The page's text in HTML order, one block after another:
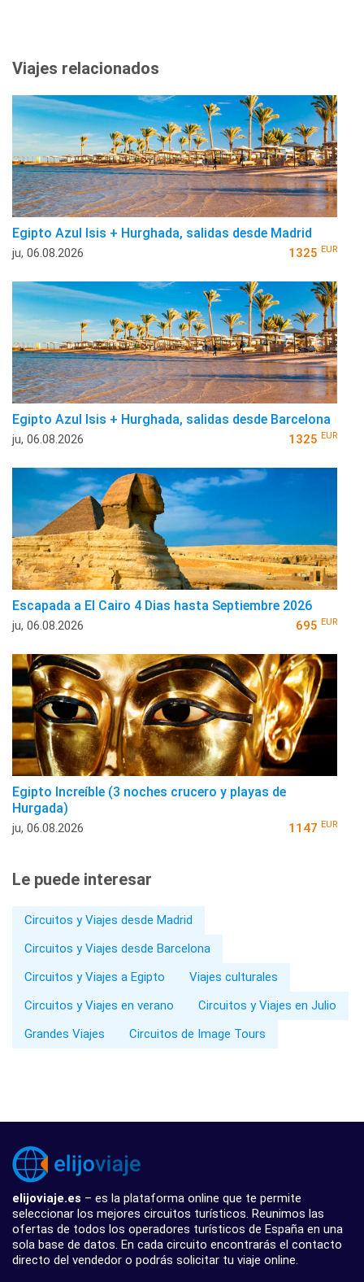
Viajes relacionados
Egipto Azul Isis + Hurghada, salidas desde Madrid
ju, 06.08.2026 1325 EUR
Egipto Azul Isis + Hurghada, salidas desde Barcelona
ju, 06.08.2026 1325 EUR
Escapada a El Cairo 4 Dias hasta Septiembre 2026
ju, 06.08.2026 695 EUR
Egipto Increíble (3 noches crucero y playas de
Hurgada)
ju, 06.08.2026 1147 EUR
Le puede interesar
Circuitos y Viajes desde Madrid
Circuitos y Viajes desde Barcelona
Circuitos y Viajes a Egipto
Viajes culturales
Circuitos y Viajes en verano
Circuitos y Viajes en Julio
Grandes Viajes
Circuitos de Image Tours
elijoviaje.es – es la plataforma online que te permite
seleccionar los mejores circuitos turísticos. Reunimos las
ofertas de todos los operadores turísticos de España en una
sola base de datos. En cada circuito encontrarás el contacto
directo del vendedor o podrás solicitar tu viaje online.